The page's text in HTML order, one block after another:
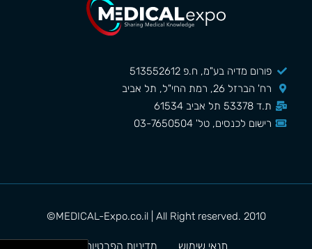
פורום מדיה בע"מ, ח.פ 513552612
רח' הברזל 26, רמת החי"ל, תל אביב
ת.ד 53378 תל אביב 61534
רישום לכנסים, טל' 03-7650504
MEDICAL-Expo.co.il | All Right reserved. 2010©
תנאי שימוש מדיניות הפרטיות